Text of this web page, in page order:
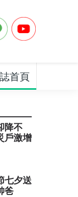
首頁
降不
戶激增
七夕送
爸